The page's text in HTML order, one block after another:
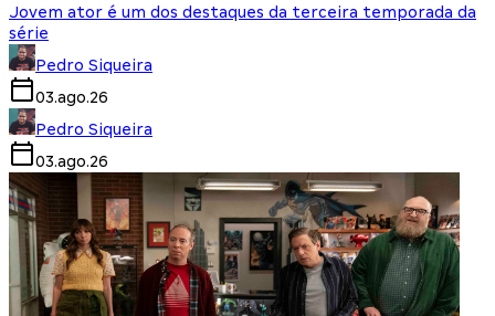
Jovem ator é um dos destaques da terceira temporada da
série
Pedro Siqueira
03.ago.26
Pedro Siqueira
03.ago.26